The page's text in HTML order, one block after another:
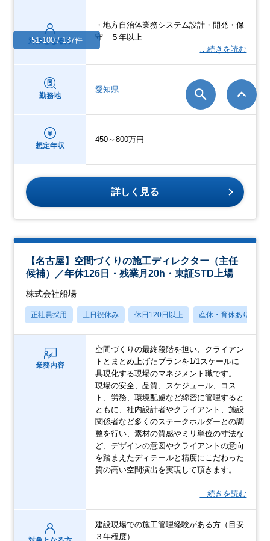
対象となる方
・地方自治体業務システム設計・開発・保
守 ５年以上
…続きを読む
勤務地
愛知県
想定年収
450～800万円
詳しく見る
【名古屋】空間づくりの施工ディレクター（主任
候補）／年休126日・残業月20h・東証STD上場
株式会社船場
正社員採用 土日祝休み 休日120日以上 産休・育休あり
業務内容
空間づくりの最終段階を担い、クライアン
トとまとめ上げたプランを1/1スケールに
具現化する現場のマネジメント職です。
現場の安全、品質、スケジュール、コス
ト、労務、環境配慮など綿密に管理すると
ともに、社内設計者やクライアント、施設
関係者など多くのステークホルダーとの調
整を行い、素材の質感やミリ単位の寸法な
ど、デザインの意図やクライアントの意向
を踏まえたディテールと精度にこだわった
質の高い空間演出を実現して頂きます。
…続きを読む
建設現場での施工管理経験がある方（目安
３年程度）
51-100 / 137件